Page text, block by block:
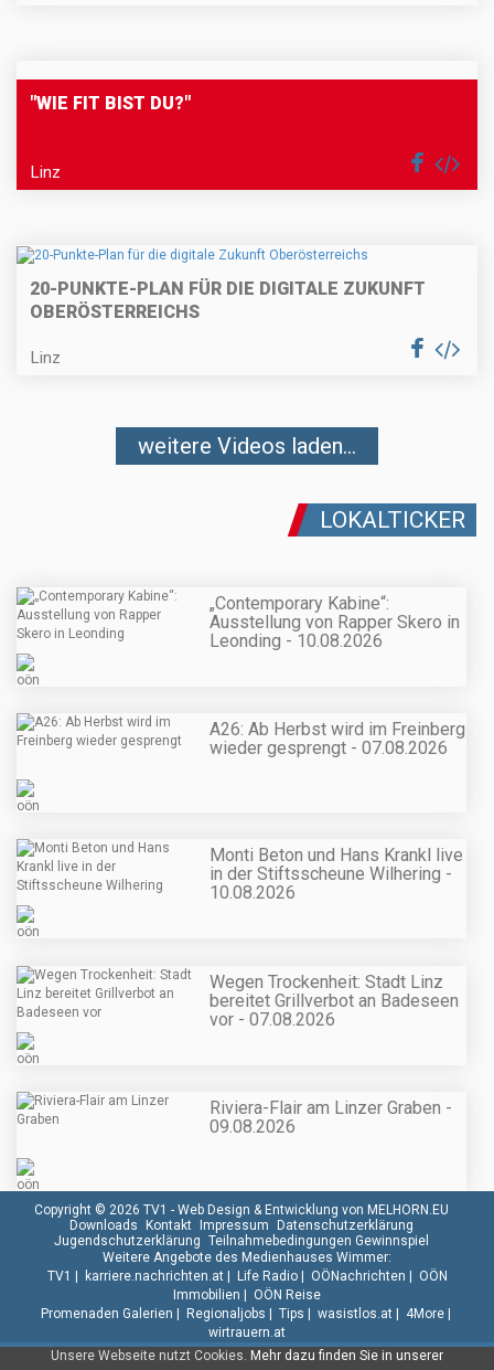
"WIE FIT BIST DU?"
Linz
20-PUNKTE-PLAN FÜR DIE DIGITALE ZUKUNFT
OBERÖSTERREICHS
Linz
weitere Videos laden...
LOKALTICKER
„Contemporary Kabine“:
Ausstellung von Rapper Skero in
Leonding - 10.08.2026
A26: Ab Herbst wird im Freinberg
wieder gesprengt - 07.08.2026
Monti Beton und Hans Krankl live
in der Stiftsscheune Wilhering -
10.08.2026
Wegen Trockenheit: Stadt Linz
bereitet Grillverbot an Badeseen
vor - 07.08.2026
Riviera-Flair am Linzer Graben -
09.08.2026
Unsere Webseite nutzt Cookies. Mehr dazu finden Sie in unserer
Copyright © 2026 TV1 - Web Design & Entwicklung von MELHORN.EU
Downloads
Kontakt Impressum
Datenschutzerklärung
Jugendschutzerklärung Teilnahmebedingungen Gewinnspiel
Weitere Angebote des Medienhauses Wimmer:
TV1
karriere.nachrichten.at| Life Radio| OÖNachrichten
OÖN
Immobilien
OÖN Reise
Promenaden Galerien
Regionaljobs Tips wasistlos.at| 4More|
wirtrauern.at